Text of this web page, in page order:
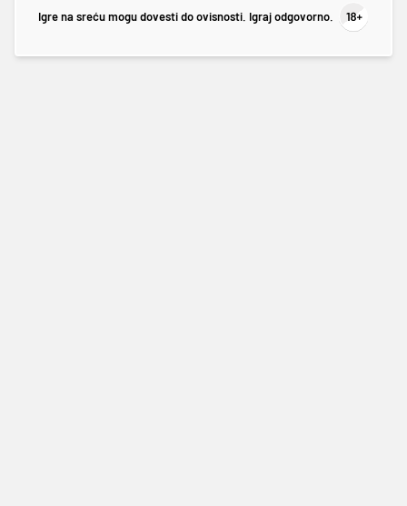
Igre na sreću mogu dovesti do ovisnosti. Igraj odgovorno.